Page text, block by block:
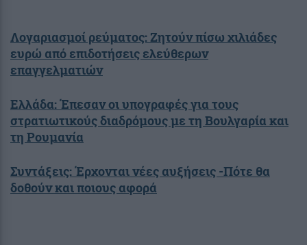
Λογαριασμοί ρεύματος: Ζητούν πίσω χιλιάδες
ευρώ από επιδοτήσεις ελεύθερων
επαγγελματιών
Ελλάδα: Έπεσαν οι υπογραφές για τους
στρατιωτικούς διαδρόμους με τη Βουλγαρία και
τη Ρουμανία
Συντάξεις: Έρχονται νέες αυξήσεις -Πότε θα
δοθούν και ποιους αφορά